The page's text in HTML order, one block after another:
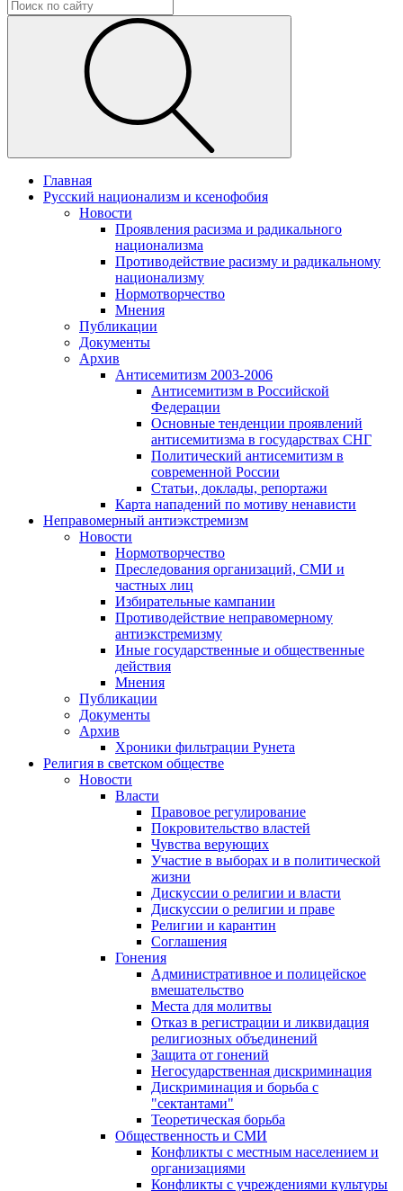
Главная
Русский национализм и ксенофобия
Новости
Проявления расизма и радикального
национализма
Противодействие расизму и радикальному
национализму
Нормотворчество
Мнения
Публикации
Документы
Архив
Антисемитизм 2003-2006
Антисемитизм в Российской
Федерации
Основные тенденции проявлений
антисемитизма в государствах СНГ
Политический антисемитизм в
современной России
Статьи, доклады, репортажи
Карта нападений по мотиву ненависти
Неправомерный антиэкстремизм
Новости
Нормотворчество
Преследования организаций, СМИ и
частных лиц
Избирательные кампании
Противодействие неправомерному
антиэкстремизму
Иные государственные и общественные
действия
Мнения
Публикации
Документы
Архив
Хроники фильтрации Рунета
Религия в светском обществе
Новости
Власти
Правовое регулирование
Покровительство властей
Чувства верующих
Участие в выборах и в политической
жизни
Дискуссии о религии и власти
Дискуссии о религии и праве
Религии и карантин
Соглашения
Гонения
Административное и полицейское
вмешательство
Места для молитвы
Отказ в регистрации и ликвидация
религиозных объединений
Защита от гонений
Негосударственная дискриминация
Дискриминация и борьба с
"сектантами"
Теоретическая борьба
Общественность и СМИ
Конфликты с местным населением и
организациями
Конфликты с учреждениями культуры